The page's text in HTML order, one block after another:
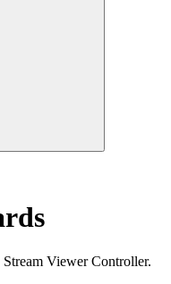
Viewer Controller.